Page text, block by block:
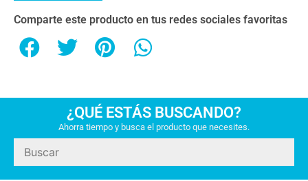
Comparte este producto en tus redes sociales favoritas
¿QUÉ ESTÁS BUSCANDO?
Ahorra tiempo y busca el producto que necesites.